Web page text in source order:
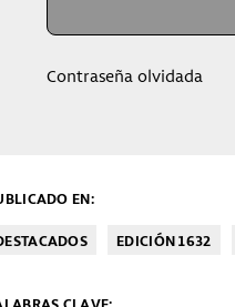
Contraseña olvidada
EN:
EDICIÓN 1632